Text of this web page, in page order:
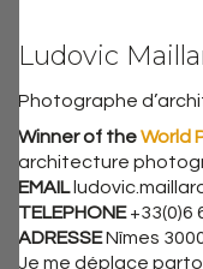
Ludovic
Photographe
Winner of theWorld
architecture
EMAIL
TELEPHONE+33(0)6
ADRESSENîmes
Je me déplace